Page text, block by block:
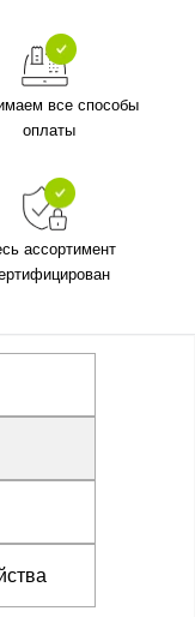
все способы
оплаты
ассортимент